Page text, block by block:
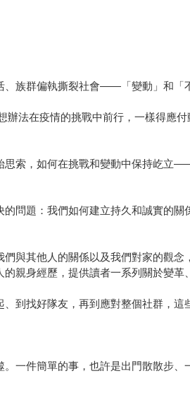
族群偏執撕裂社會——「變動」和「
法在疫情的挑戰中前行，一樣得應
索，如何在挑戰和變動中保持屹立
問題：我們如何建立持久和誠實的
與其他人的關係以及我們對家的觀
親身經歷，提供讀者一系列關於變革
到找好隊友，再到應對整個社群，這
一件簡單的事，也許是出門散散步